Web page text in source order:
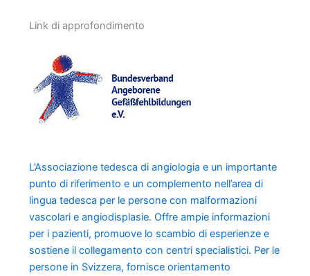
Link di approfondimento
L’Associazione tedesca di angiologia e un importante
punto di riferimento e un complemento nell’area di
lingua tedesca per le persone con malformazioni
vascolari e angiodisplasie. Offre ampie informazioni
per i pazienti, promuove lo scambio di esperienze e
sostiene il collegamento con centri specialistici. Per le
persone in Svizzera, fornisce orientamento